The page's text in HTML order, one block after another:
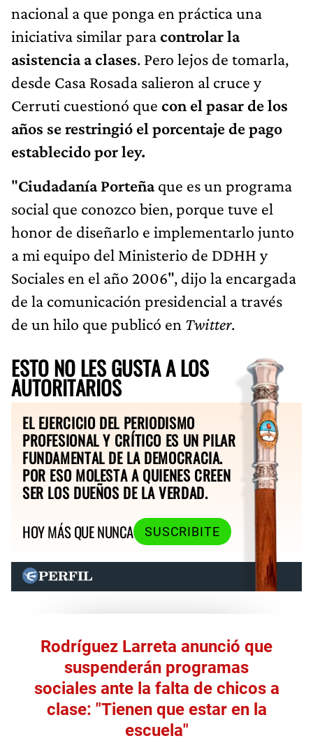
nacional a que ponga en práctica una
iniciativa similar paracontrolar la
asistencia a clases. Pero lejos de tomarla,
desde Casa Rosada salieron al cruce y
Cerruti cuestionó que con el pasar de los
años se restringió el porcentaje de pago
establecido por ley.
"Ciudadanía Porteñaque es un programa
social que conozco bien, porque tuve el
honor de diseñarlo e implementarlo junto
a mi equipo del Ministerio de DDHH y
Sociales en el año 2006", dijo la encargada
de la comunicación presidencial a través
de un hilo que publicó en Twitter.
ESTO NO LES GUSTA A LOS
AUTORITARIOS
EL EJERCICIO DEL PERIODISMO
PROFESIONAL Y CRÍTICO ES UN PILAR
FUNDAMENTAL DE LA DEMOCRACIA.
POR ESO MOLESTA A QUIENES CREEN
SER LOS DUEÑOS DE LA VERDAD.
HOY MÁS QUE NUNCA
SUSCRIBITE
Rodríguez Larreta anunció que
suspenderán programas
sociales ante la falta de chicos a
clase: "Tienen que estar en la
escuela"